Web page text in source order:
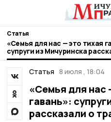
Статья
«Семья для нас — это тихая
супруги из Мичуринска
традициях
Статья 8 июля , 18:04
«Семья для нас
гавань»:
рассказали о